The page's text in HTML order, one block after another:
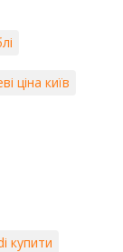
ціна київ
купити